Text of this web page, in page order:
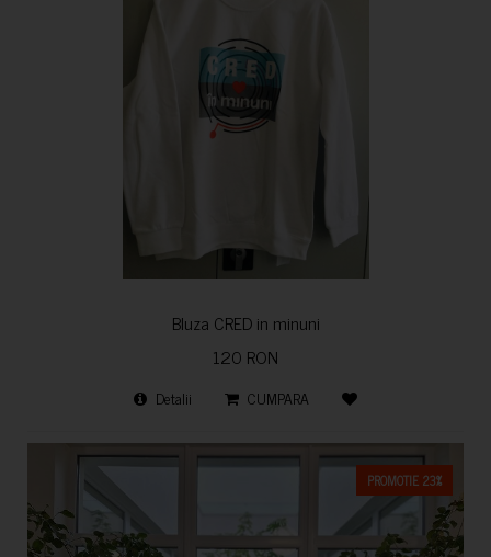
Bluza CRED in minuni
120 RON
Detalii CUMPARA
PROMOTIE 23%